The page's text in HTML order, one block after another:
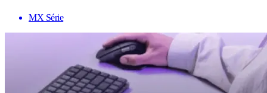
MX Série